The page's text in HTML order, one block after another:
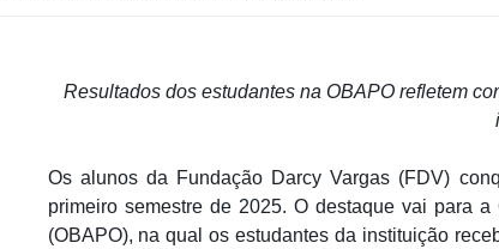
Resultados dos estudantes na OBAPO refletem
Os alunos da Fundação Darcy Vargas (FDV)
primeiro semestre de 2025. O destaque vai para
(OBAPO), na qual os estudantes da instituição